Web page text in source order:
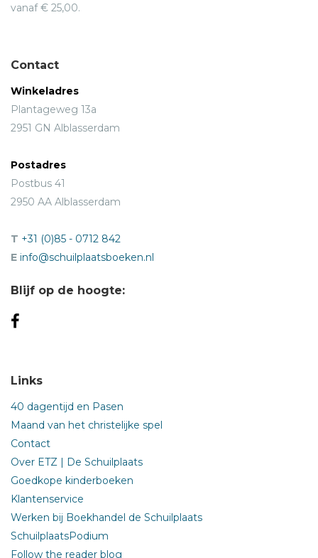
vanaf € 25,00.
Contact
Winkeladres
Plantageweg 13a
2951 GN Alblasserdam
Postadres
Postbus 41
2950 AA Alblasserdam
T +31 (0)85 - 0712 842
E info@schuilplaatsboeken.nl
Blijf op de hoogte:
Links
40 dagentijd en Pasen
Maand van het christelijke spel
Contact
Over ETZ | De Schuilplaats
Goedkope kinderboeken
Klantenservice
Werken bij Boekhandel de Schuilplaats
SchuilplaatsPodium
Follow the reader blog